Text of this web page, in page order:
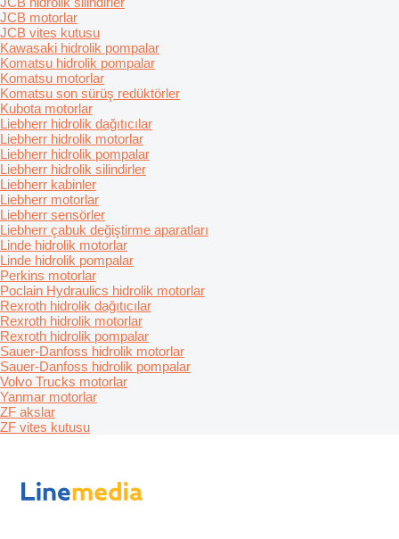
JCB motorlar
JCB vites kutusu
Kawasaki hidrolik pompalar
Komatsu hidrolik pompalar
Komatsu motorlar
Komatsu son sürüş redüktörler
Kubota motorlar
Liebherr hidrolik dağıtıcılar
Liebherr hidrolik motorlar
Liebherr hidrolik pompalar
Liebherr hidrolik silindirler
Liebherr kabinler
Liebherr motorlar
Liebherr sensörler
Liebherr çabuk değiştirme aparatları
Linde hidrolik motorlar
Linde hidrolik pompalar
Perkins motorlar
Poclain Hydraulics hidrolik motorlar
Rexroth hidrolik dağıtıcılar
Rexroth hidrolik motorlar
Rexroth hidrolik pompalar
Sauer-Danfoss hidrolik motorlar
Sauer-Danfoss hidrolik pompalar
Volvo Trucks motorlar
Yanmar motorlar
ZF akslar
ZF vites kutusu